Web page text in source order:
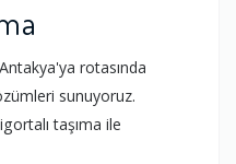
rotasında
sunuyoruz.
taşıma ile